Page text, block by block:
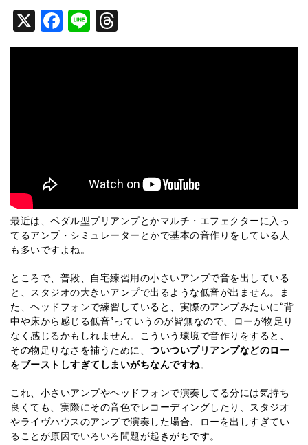
X Facebook
Line
最近は、ペダル型プリアンプとかマルチ・エフェクターに入っ
てるアンプ・シミュレーターとかで基本の音作りをしている人
も多いですよね。
ところで、普段、自宅練習用の小さいアンプで音を出している
と、スタジオの大きいアンプで出るような低音が出ません。ま
た、ヘッドフォンで練習していると、実際のアンプみたいに“背
中や床から感じる低音”っていうのが皆無なので、ローが物足り
なく感じるかもしれません。こういう環境で音作りをすると、
その物足りなさを補うために、 ついついプリアンプなどのロー
をブーストしすぎてしまいがちなんですね。
これ、小さいアンプやヘッドフォンで演奏してる分には気持ち
良くても、実際にその音色でレコーディングしたり、スタジオ
やライヴハウスのアンプで演奏した場合、ローを出しすぎてい
ることが原因でいろいろ問題が起きがちです。